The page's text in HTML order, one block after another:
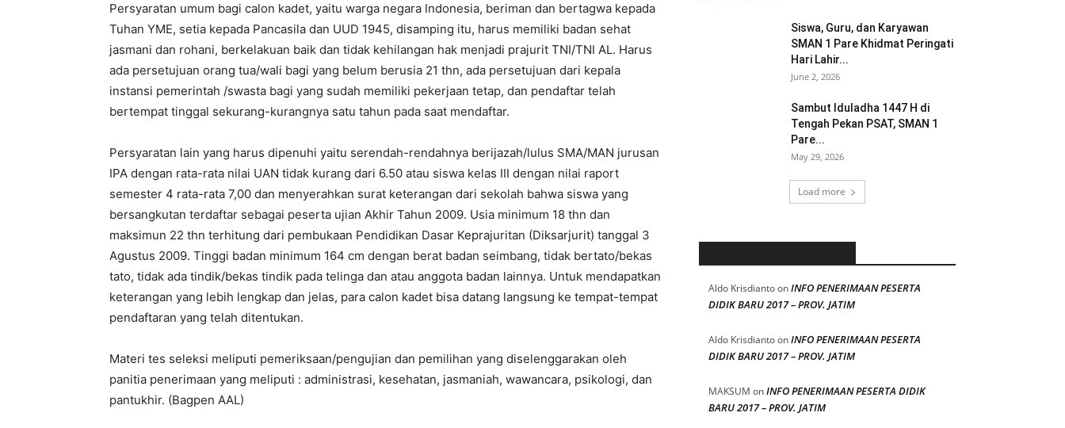
Persyaratan umum bagi calon kadet, yaitu warga negara Indonesia, beriman dan bertagwa kepada
Tuhan YME, setia kepada Pancasila dan UUD 1945, disamping itu, harus memiliki badan sehat
jasmani dan rohani, berkelakuan baik dan tidak kehilangan hak menjadi prajurit TNI/TNI AL. Harus
ada persetujuan orang tua/wali bagi yang belum berusia 21 thn, ada persetujuan dari kepala
instansi pemerintah /swasta bagi yang sudah memiliki pekerjaan tetap, dan pendaftar telah
bertempat tinggal sekurang-kurangnya satu tahun pada saat mendaftar.
Persyaratan lain yang harus dipenuhi yaitu serendah-rendahnya berijazah/lulus SMA/MAN jurusan
IPA dengan rata-rata nilai UAN tidak kurang dari 6.50 atau siswa kelas III dengan nilai raport
semester 4 rata-rata 7,00 dan menyerahkan surat keterangan dari sekolah bahwa siswa yang
bersangkutan terdaftar sebagai peserta ujian Akhir Tahun 2009. Usia minimum 18 thn dan
maksimun 22 thn terhitung dari pembukaan Pendidikan Dasar Keprajuritan (Diksarjurit) tanggal 3
Agustus 2009. Tinggi badan minimum 164 cm dengan berat badan seimbang, tidak bertato/bekas
tato, tidak ada tindik/bekas tindik pada telinga dan atau anggota badan lainnya. Untuk mendapatkan
keterangan yang lebih lengkap dan jelas, para calon kadet bisa datang langsung ke tempat-tempat
pendaftaran yang telah ditentukan.
Materi tes seleksi meliputi pemeriksaan/pengujian dan pemilihan yang diselenggarakan oleh
panitia penerimaan yang meliputi : administrasi, kesehatan, jasmaniah, wawancara, psikologi, dan
pantukhir. (Bagpen AAL)
Siswa, Guru, dan Karyawan
SMAN 1 Pare Khidmat Peringati
Hari Lahir...
June 2, 2026
Sambut Iduladha 1447 H di
Tengah Pekan PSAT, SMAN 1
Pare...
May 29, 2026
Load more
Aldo KrisdiantoonINFO PENERIMAAN PESERTA
DIDIK BARU 2017 – PROV. JATIM
Aldo KrisdiantoonINFO PENERIMAAN PESERTA
DIDIK BARU 2017 – PROV. JATIM
MAKSUM onINFO PENERIMAAN PESERTA DIDIK
BARU 2017 – PROV. JATIM